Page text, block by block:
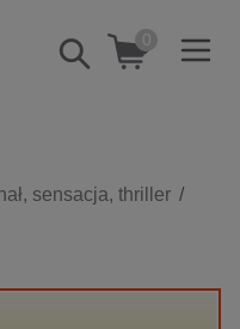
Pokaż/schowaj
wyszukiwarkę
0
sensacja, thriller